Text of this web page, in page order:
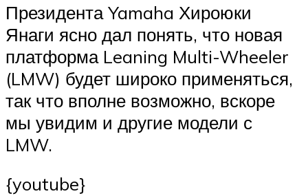
Президента Yamaha Хироюки
Янаги ясно дал понять, что новая
платформа Leaning Multi-Wheeler
(LMW) будет широко применяться,
так что вполне возможно, вскоре
мы увидим и другие модели с
LMW.
{youtube}